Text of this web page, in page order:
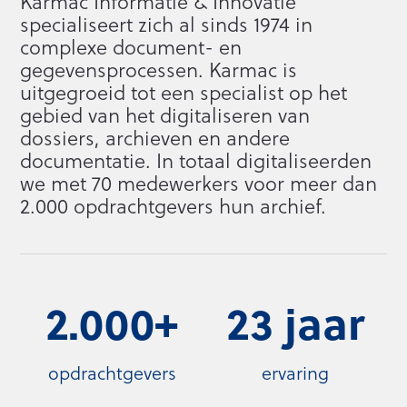
specialiseert zich al sinds 1974 in
complexe document- en
gegevensprocessen. Karmac is
uitgegroeid tot een specialist op het
gebied van het digitaliseren van
dossiers, archieven en andere
documentatie. In totaal digitaliseerden
we met 70 medewerkers voor meer dan
2.000 opdrachtgevers hun archief.
2.000+
opdrachtgevers
23 jaar
ervaring